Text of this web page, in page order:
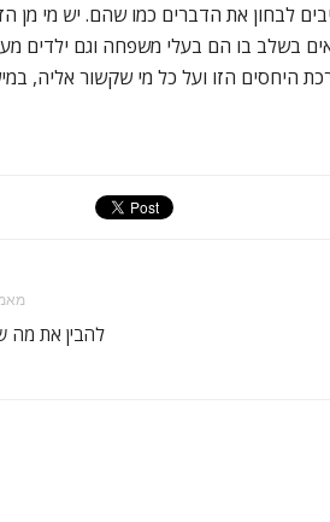
לבחון את הדברים כמו שהם. יש מי מן
בשלב בו הם בעלי משפחה וגם ילדים
היחסים הזו ועל כל מי שקשור אליה,
להבין את מה